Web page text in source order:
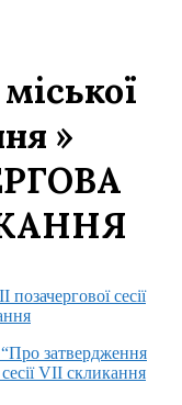
»
сесії
затвердження
VІІ скликання